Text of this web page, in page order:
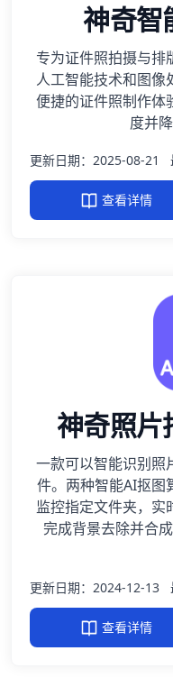
神奇智
专为证件照拍摄与排
人工智能技术和图像
便捷的证件照制作体
度并
更新日期：2025-08-21
查看详情
神奇照片
一款可以智能识别照
件。两种智能AI抠图
监控指定文件夹，
完成背景去除并合
更新日期：2024-12-13
查看详情